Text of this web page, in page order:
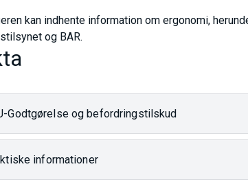
kan indhente information om ergonomi,
og BAR.
Godtgørelse og befordringstilskud
informationer